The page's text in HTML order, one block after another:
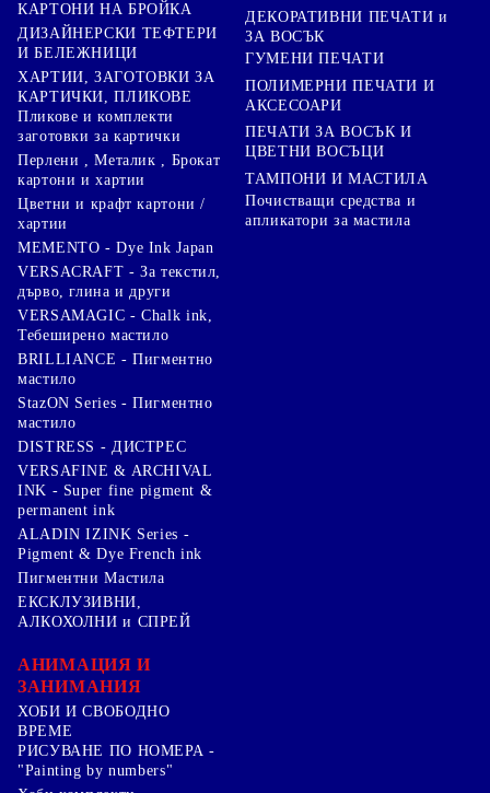
КАРТОНИ НА БРОЙКА
ДИЗАЙНЕРСКИ ТЕФТЕРИ
И БЕЛЕЖНИЦИ
ХАРТИИ, ЗАГОТОВКИ ЗА
КАРТИЧКИ, ПЛИКОВЕ
Пликове и комплекти
заготовки за картички
Перлени , Металик , Брокат
картони и хартии
Цветни и крафт картони /
хартии
ДЕКОРАТИВНИ ПЕЧАТИ и
ЗА ВОСЪК
ГУМЕНИ ПЕЧАТИ
ПОЛИМЕРНИ ПЕЧАТИ И
АКСЕСОАРИ
ПЕЧАТИ ЗА ВОСЪК И
ЦВЕТНИ ВОСЪЦИ
ТАМПОНИ И МАСТИЛА
Почистващи средства и
апликатори за мастила
MEMENTO - Dye Ink Japan
VERSACRAFT - За текстил,
дърво, глина и други
VERSAMAGIC - Chalk ink,
Тебеширено мастило
BRILLIANCE - Пигментно
мастило
StazON Series - Пигментно
мастило
DISTRESS - ДИСТРЕС
VERSAFINE & ARCHIVAL
INK - Super fine pigment &
permanent ink
ALADIN IZINK Series -
Pigment & Dye French ink
Пигментни Мастила
ЕКСКЛУЗИВНИ,
АЛКОХОЛНИ и СПРЕЙ
АНИМАЦИЯ И
ЗАНИМАНИЯ
ХОБИ И СВОБОДНО
ВРЕМЕ
РИСУВАНЕ ПО НОМЕРА -
"Painting by numbers"